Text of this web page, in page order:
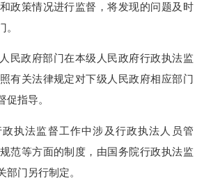
政策情况进行监督，将发现的问题及时
民政府部门在本级人民政府行政执法监
有关法律规定对下级人民政府相应部门
促指导。
执法监督工作中涉及行政执法人员管
范等方面的制度，由国务院行政执法监
部门另行制定。